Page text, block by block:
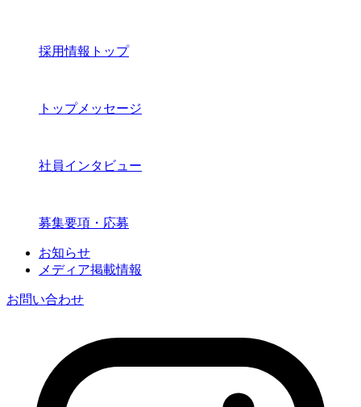
採用情報トップ
トップメッセージ
社員インタビュー
募集要項・応募
お知らせ
メディア掲載情報
お問い合わせ